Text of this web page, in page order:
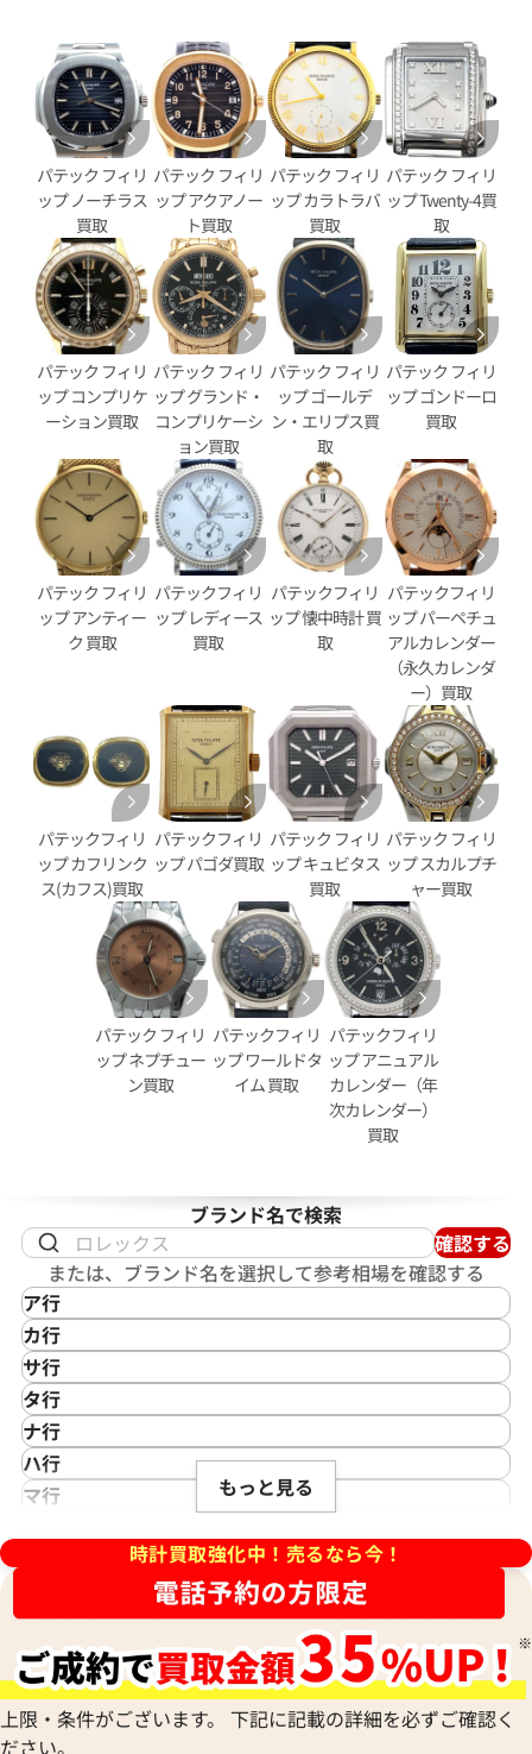
電話で聞く
電話で聞く
リップ カラトラバ パイロッ
イム 5524G-001
日時点の参考買取価格です
パテック フィリップ カラト
ト トラベルタイム 7234G-001
参考買取価格
4,690,000円
※2026年6月27日時点の参考
リップ カラトラバ パイロッ
イム 7234R-001
日時点の参考買取価格です
パテック フィリップ カラト
タイム 5134J-011
参考買取価格
2,566,000円
※2025年3月9日時点の参考買
リップ カラトラバ 5196P-
格
合わせください
電話で聞く
パテック フィリップ カラト
001
参考買取価格
価格はお問い合わせください
電話で聞く
パテック フィリ
ップ ノーチラス
買取
パテック フィリ
ップ アクアノー
ト買取
パテック フィリ
ップ カラトラバ
買取
パテック フィリ
ップ Twenty-4買
取
パテック フィリ
ップ コンプリケ
ーション買取
パテック フィリ
ップ グランド・
コンプリケーシ
ョン買取
パテック フィリ
ップ ゴールデ
ン・エリプス買
取
パテック フィリ
ップ ゴンドーロ
買取
パテック フィリ
ップ アンティー
ク 買取
パテックフィリ
ップ レディース
買取
パテックフィリ
ップ 懐中時計 買
取
パテックフィリ
ップ パーペチュ
アルカレンダー
（永久カレンダ
ー）買取
パテックフィリ
ップ カフリンク
ス(カフス)買取
パテックフィリ
ップ パゴダ買取
パテック フィリ
ップ キュビタス
買取
パテック フィリ
ップ スカルプチ
ャー買取
パテック フィリ
ップ ネプチュー
ン買取
パテックフィリ
ップ ワールドタ
イム 買取
パテックフィリ
ップ アニュアル
カレンダー（年
次カレンダー）
買取
ブランド名で検索
確認する
または、ブランド名を選択して参考相場を確認する
ア行
IKEPOD
アイクポッド
IWC
アイダブリューシー
Azimuth
アジムース
ANONIMO
Alain Silberstein
アラン・シルベスタイン
Armand Nicolet
アルマン・ニコレ
WALTHAM
ウォルサム
HUBLOT
カ行
CASIO
カシオ
Cartier
カルティエ
Gaga Milano
ガガミラノ
Quinting
クインティング
Cuervo y Sobrinos
クエルボ・イ・ソブリノス
CVSTOS
クストス
Chronoswiss
クロノスイス
サ行
Saint Laurent
サンローラン
Shellman
シェルマン
CITIZEN
シチズン
Chopard
ショパール
CHAUMET
ショーメ
Jacob & Co.
タ行
TAG Heuer
タグ・ホイヤー
Daniel Roth
ダニエル・ロート
TUDOR
チューダー(チュードル)
ティファニー
Dior
ディオール
ナ行
NOMOS Glashütte
ノモス グラスヒュッテ
ハ行
Hamilton
Harry Winston
ハリー・ウィンストン
Patek Philippe
Panerai
パネライ
Parmigiani Fleurier
マ行
MAURICE LACROIX
モーリス・ラクロア
RALPH LAUREN
ラルフ ローレン
リシャール・ミル
Louis Vuitton
ルイ・ヴィトン
Luminox
もっと見る
時計買取強化中！売るなら今！
上限・条件がございます。 下記に記載の詳細を必ずご確認く
ださい。